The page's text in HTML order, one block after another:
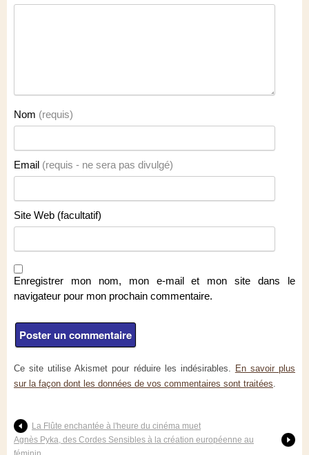
Nom (requis)
Email (requis - ne sera pas divulgé)
Site Web (facultatif)
Enregistrer mon nom, mon e-mail et mon site dans le
navigateur pour mon prochain commentaire.
Ce site utilise Akismet pour réduire les indésirables. En savoir plus
sur la façon dont les données de vos commentaires sont traitées.
La Flûte enchantée à l'heure du cinéma muet
Agnès Pyka, des Cordes Sensibles à la création européenne au